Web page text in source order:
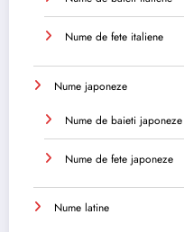
Nume de fete italiene
Nume japoneze
Nume de baieti japoneze
Nume de fete japoneze
Nume latine